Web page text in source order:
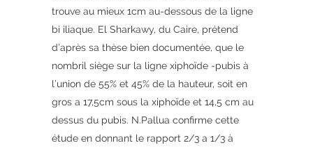
trouve au mieux 1cm au-dessous de la ligne
bi iliaque. El Sharkawy, du Caire, prétend
d’après sa thèse bien documentée, que le
nombril siège sur la ligne xiphoïde -pubis à
l’union de 55% et 45% de la hauteur, soit en
gros a 17,5cm sous la xiphoïde et 14,5 cm au
dessus du pubis. N.Pallua confirme cette
étude en donnant le rapport 2/3 a 1/3 à